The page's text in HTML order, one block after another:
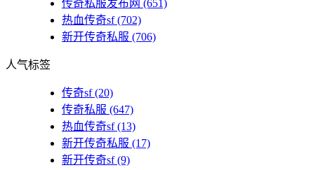
传奇私服发布网 (651)
热血传奇sf(702)
新开传奇私服 (706)
人气标签
传奇sf(20)
传奇私服 (647)
热血传奇sf(13)
新开传奇私服 (17)
新开传奇sf(9)